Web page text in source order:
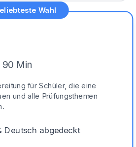
Wahl
Min
für Schüler, die eine
und alle Prüfungsthemen
Deutsch abgedeckt